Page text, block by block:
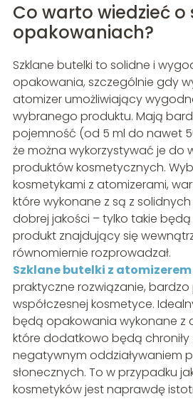
Co warto wiedzieć o
opakowaniach?
Szklane butelki to solidne i
opakowania, szczególnie gdy
atomizer umożliwiający
wybranego produktu. Mają
pojemność (od 5 ml do nawet
że można wykorzystywać je do
produktów kosmetycznych.
kosmetykami z atomizerami,
które wykonane z są z
dobrej jakości – tylko takie będą
produkt znajdujący się
równomiernie rozprowadzał.
Szklane butelki z atomizerem
praktyczne rozwiązanie,
współczesnej kosmetyce.
będą opakowania wykonane z
które dodatkowo będą
negatywnym oddziaływaniem
słonecznych. To w przypadku
kosmetyków jest naprawdę